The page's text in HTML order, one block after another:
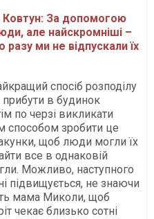
Ковтун: За допомогою
але найскромніші –
разу ми не відпускали їх
спосіб розподілу
прибути в будинок
по черзі викликати
способом зробити це
щоб люди могли їх
все в однаковій
Можливо, наступного
підвищується, не знаючи
мама Миколи, щоб
чекає близько сотні